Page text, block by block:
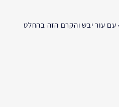
קרם מעולה ליום יום. אני בת 44 עם עור יבש והקרם הזה בהחלט